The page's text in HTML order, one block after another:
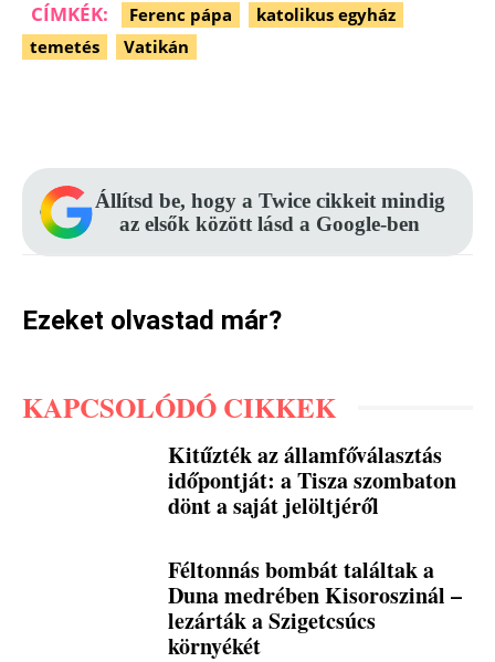
CÍMKÉK: Ferenc pápa
katolikus egyház
temetés
Vatikán
Állítsd be, hogy a Twice cikkeit mindig
az elsők között lásd a Google-ben
Ezeket olvastad már?
KAPCSOLÓDÓ CIKKEK
Kitűzték az államfőválasztás
időpontját: a Tisza szombaton
dönt a saját jelöltjéről
Féltonnás bombát találtak a
Duna medrében Kisoroszinál –
lezárták a Szigetcsúcs
környékét